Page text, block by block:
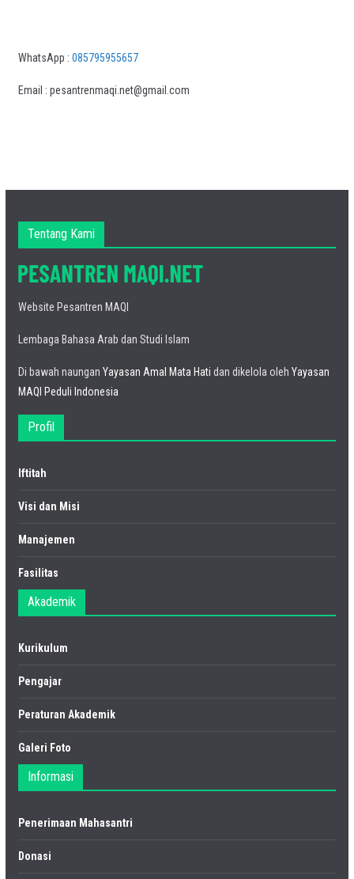
WhatsApp : 085795955657
Email : pesantrenmaqi.net@gmail.com
Tentang Kami
Website Pesantren MAQI
Lembaga Bahasa Arab dan Studi Islam
Di bawah naungan Yayasan Amal Mata Hati dan dikelola oleh Yayasan
MAQI Peduli Indonesia
Profil
Iftitah
Visi dan Misi
Manajemen
Fasilitas
Akademik
Kurikulum
Pengajar
Peraturan Akademik
Galeri Foto
Informasi
Penerimaan Mahasantri
Donasi